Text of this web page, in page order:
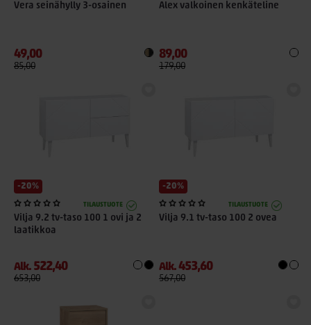
Vera seinähylly 3-osainen
49,00
85,00
Alex valkoinen kenkäteline
89,00
179,00
-20%
TILAUSTUOTE
Vilja 9.2 tv-taso 100 1 ovi ja 2
laatikkoa
Alk. 522,40
653,00
-20%
TILAUSTUOTE
Vilja 9.1 tv-taso 100 2 ovea
Alk.453,60
567,00